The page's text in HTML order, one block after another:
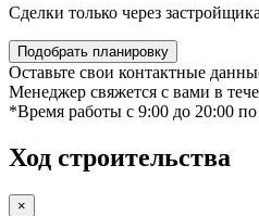
Сделки только через
Подобрать планировку
Оставьте свои контактные
Менеджер свяжется с вами в
*Время работы c 9:00 до 20:00
Ход строительства
×